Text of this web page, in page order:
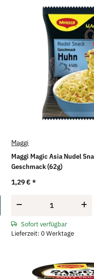
Maggi
Maggi Magic Asia Nudel
Geschmack (62g)
1,29 €*
Sofort verfügbar
Lieferzeit: 0 Werktage